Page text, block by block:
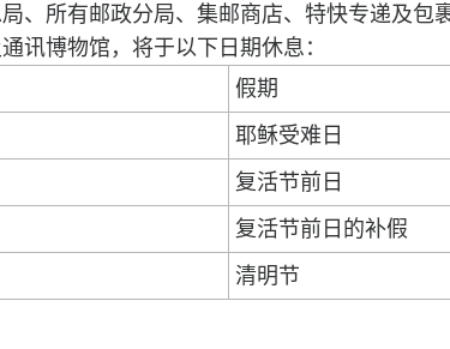
、所有邮政分局、集邮商店、特快专递及包
讯博物馆，将于以下日期休息：
假期
耶稣受难日
复活节前日
复活节前日的补假
清明节